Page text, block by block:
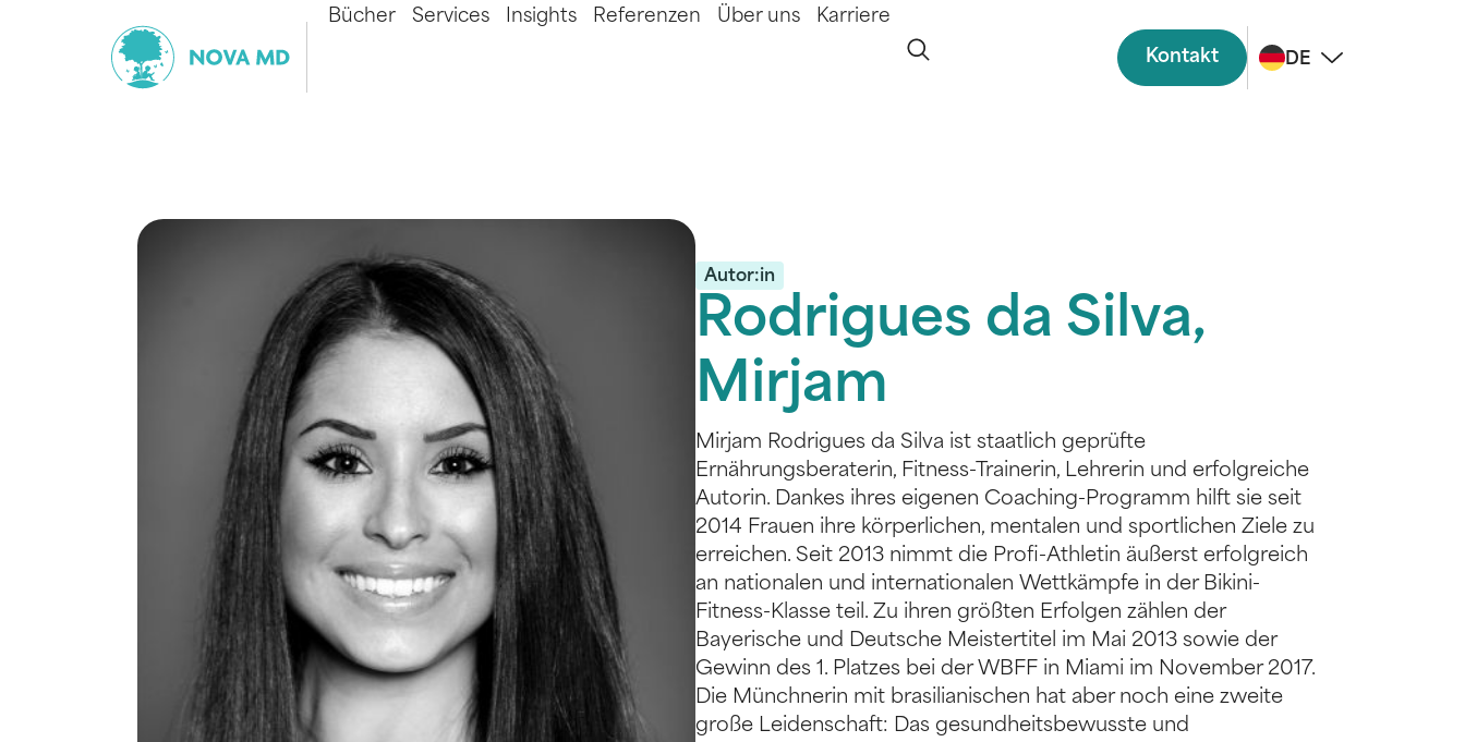
Bücher Services Insights Referenzen Über uns Karriere
Kontakt DE
Autor:in
Rodrigues da Silva,
Mirjam
Mirjam Rodrigues da Silva ist staatlich geprüfte
Ernährungsberaterin, Fitness-Trainerin, Lehrerin und erfolgreiche
Autorin. Dankes ihres eigenen Coaching-Programm hilft sie seit
2014 Frauen ihre körperlichen, mentalen und sportlichen Ziele zu
erreichen. Seit 2013 nimmt die Profi-Athletin äußerst erfolgreich
an nationalen und internationalen Wettkämpfe in der Bikini-
Fitness-Klasse teil. Zu ihren größten Erfolgen zählen der
Bayerische und Deutsche Meistertitel im Mai 2013 sowie der
Gewinn des 1. Platzes bei der WBFF in Miami im November 2017.
Die Münchnerin mit brasilianischen hat aber noch eine zweite
große Leidenschaft: Das gesundheitsbewusste und